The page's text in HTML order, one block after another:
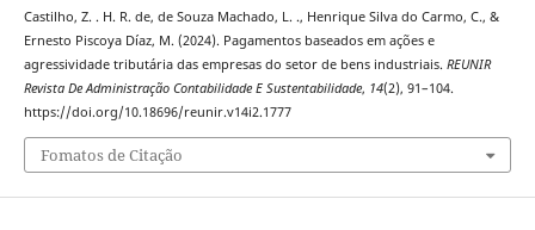
Castilho, Z. . H. R. de, de Souza Machado, L. ., Henrique Silva do Carmo, C., &
Ernesto Piscoya Díaz, M. (2024). Pagamentos baseados em ações e
agressividade tributária das empresas do setor de bens industriais. REUNIR
Revista De Administração Contabilidade E Sustentabilidade, 14(2), 91–104.
https://doi.org/10.18696/reunir.v14i2.1777
Fomatos de Citação